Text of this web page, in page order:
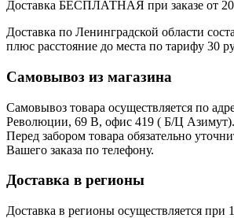
Доставка БЕСПЛАТНАЯ при заказе от
Доставка по Ленинградской области
плюс расстояние до места по тарифу 30
Самовывоз из магазина
Самовывоз товара осуществляется по
Революции, 69 В, офис 419 ( Б/Ц Азимут).
Перед забором товара обязательно
Вашего заказа по телефону.
Доставка в регионы
Доставка в регионы осуществляется при